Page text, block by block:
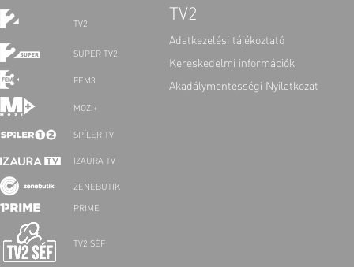
TV2
SUPER TV2
FEM3
MOZI+
SPÍLER TV
IZAURA TV
ZENEBUTIK
PRIME
TV2 SÉF
TV2
Adatkezelési tájékoztató
Kereskedelmi információk
Akadálymentességi Nyilatkozat